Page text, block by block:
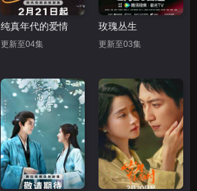
纯真年代的爱情
更新至04集
玫瑰丛生
更新至03集